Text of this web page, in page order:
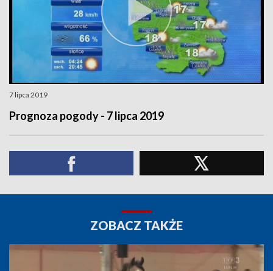
7 lipca 2019
Prognoza pogody - 7 lipca 2019
ZOBACZ TAKŻE